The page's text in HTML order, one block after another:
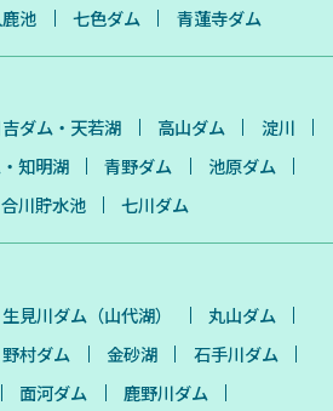
池 七色ダム 青蓮寺ダム
吉ダム・天若湖 高山ダム
淀川
知明湖 青野ダム
池原ダム
川貯水池 七川ダム
生見川ダム（山代湖）
丸山ダム
野村ダム 金砂湖
石手川ダム
面河ダム
鹿野川ダム